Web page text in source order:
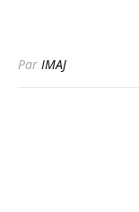
Par IMAJ